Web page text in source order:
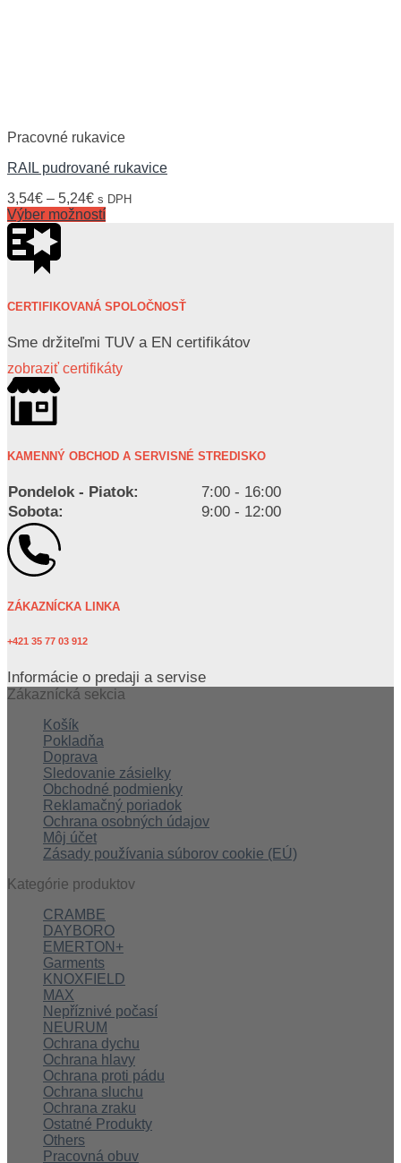
Pracovné rukavice
RAIL pudrované rukavice
3,54€ – 5,24€ s DPH
Výber možností
CERTIFIKOVANÁ SPOLOČNOSŤ
Sme držiteľmi TUV a EN certifikátov
zobraziť certifikáty
KAMENNÝ OBCHOD A SERVISNÉ STREDISKO
Pondelok - Piatok:
7:00 - 16:00
Sobota:
9:00 - 12:00
ZÁKAZNÍCKA LINKA
+421 35 77 03 912
Informácie o predaji a servise
Zákaznícká sekcia
Košík
Pokladňa
Doprava
Sledovanie zásielky
Obchodné podmienky
Reklamačný poriadok
Ochrana osobných údajov
Môj účet
Zásady používania súborov cookie (EÚ)
Kategórie produktov
CRAMBE
DAYBORO
EMERTON+
Garments
KNOXFIELD
MAX
Nepříznivé počasí
NEURUM
Ochrana dychu
Ochrana hlavy
Ochrana proti pádu
Ochrana sluchu
Ochrana zraku
Ostatné Produkty
Others
Pracovná obuv